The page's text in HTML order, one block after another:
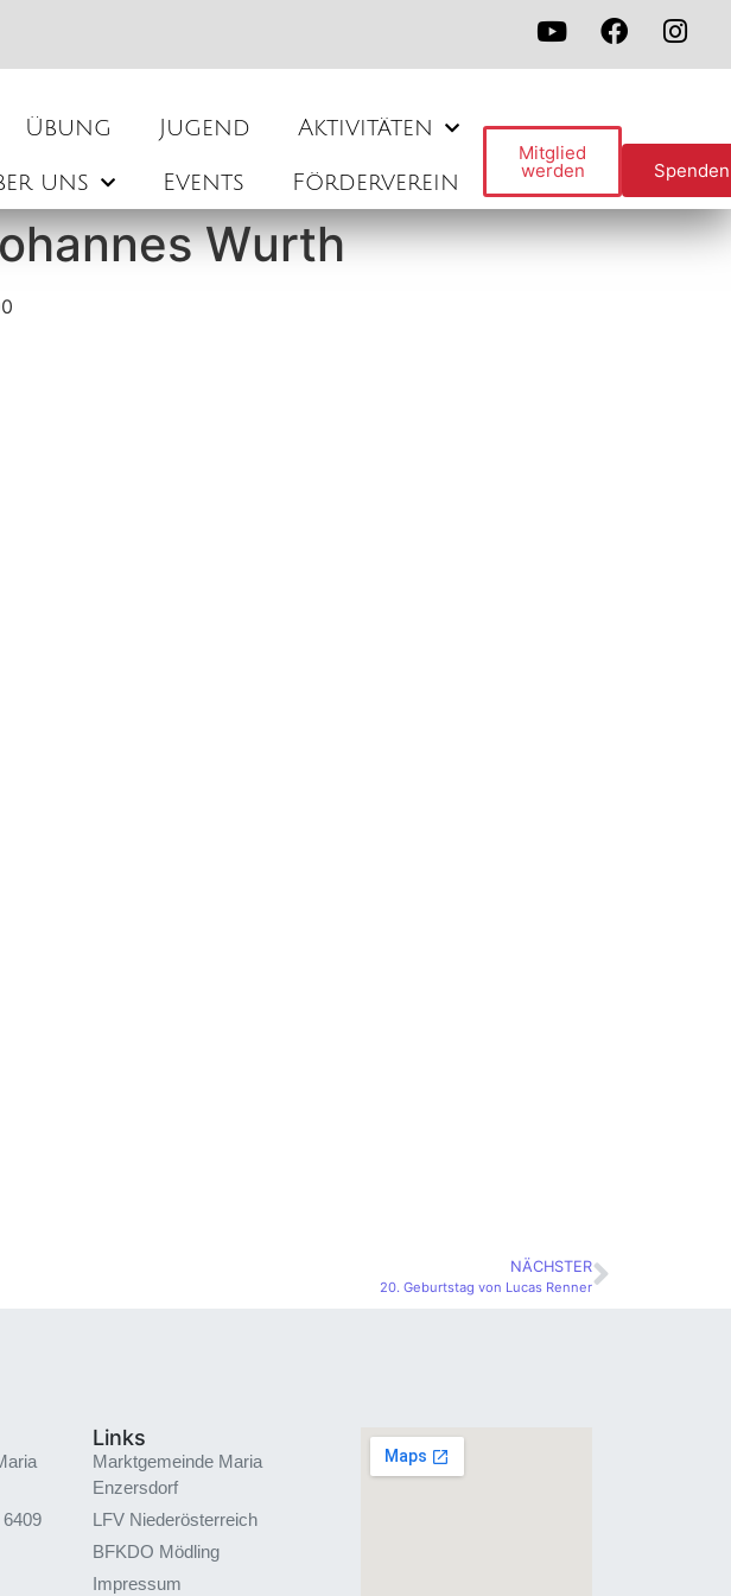
Übung Jugend Aktivitäten
uns Events Förderverein
Mitglied
werden Spenden
Wurth
NÄCHSTER
20. Geburtstag von Lucas Renner
Links
Marktgemeinde Maria
Enzersdorf
LFV Niederösterreich
BFKDO Mödling
Impressum